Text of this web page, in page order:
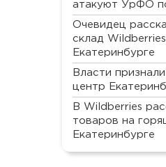
атакуют УрФО
Очевидец
склад
Екатеринбурге
Власти
центр
В Wildberries
товаров на
Екатеринбурге